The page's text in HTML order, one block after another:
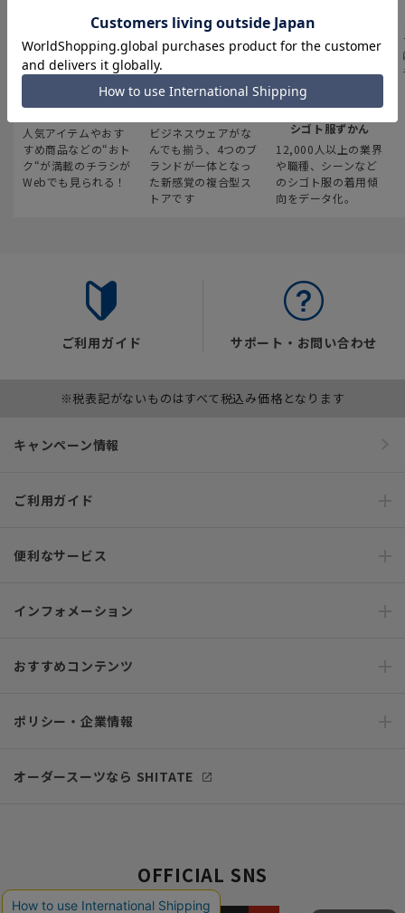
最新のお買い得情報
人気アイテムやおす
すめ商品などの“おト
ク“が満載のチラシが
Webでも見られる！
スーツスクエア
ビジネスウェアがな
んでも揃う、4つのブ
ランドが一体となっ
た新感覚の複合型ス
トアです
みんなの
シゴト服ずかん
12,000人以上の業界
や職種、シーンなど
のシゴト服の着用傾
向をデータ化。
ご利用ガイド サポート・お問い合わせ
※税表記がないものはすべて税込み価格となります
キャンペーン情報
ご利用ガイド
便利なサービス
インフォメーション
おすすめコンテンツ
ポリシー・企業情報
オーダースーツなら SHITATE
OFFICIAL SNS